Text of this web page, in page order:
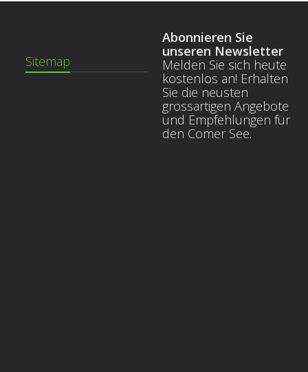
Sitemap
Abonnieren Sie
unseren Newsletter
Melden Sie sich heute
kostenlos an! Erhalten
Sie die neusten
grossartigen Angebote
und Empfehlungen für
den Comer See.